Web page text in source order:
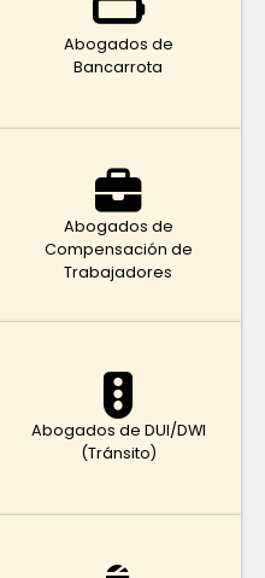
Abogados de
Bancarrota
Abogados de
Compensación de
Trabajadores
Abogados de DUI/DWI
(Tránsito)